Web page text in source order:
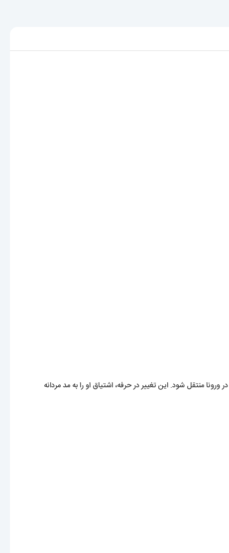
منتقل شود. این تغییر در حرفه، اشتیاق او را به مد مردانه